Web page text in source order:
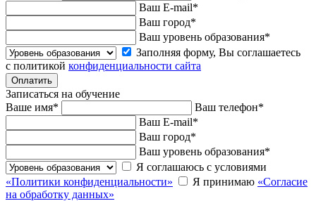
Ваш E-mail*
Ваш город*
Ваш уровень образования*
Заполняя форму, Вы соглашаетесь
с политикой конфиденциальности сайта
Записаться на обучение
Ваше имя* Ваш телефон*
Ваш E-mail*
Ваш город*
Ваш уровень образования*
Я соглашаюсь с условиями
«Политики конфиденциальности»
Я принимаю «Согласие
на обработку данных»